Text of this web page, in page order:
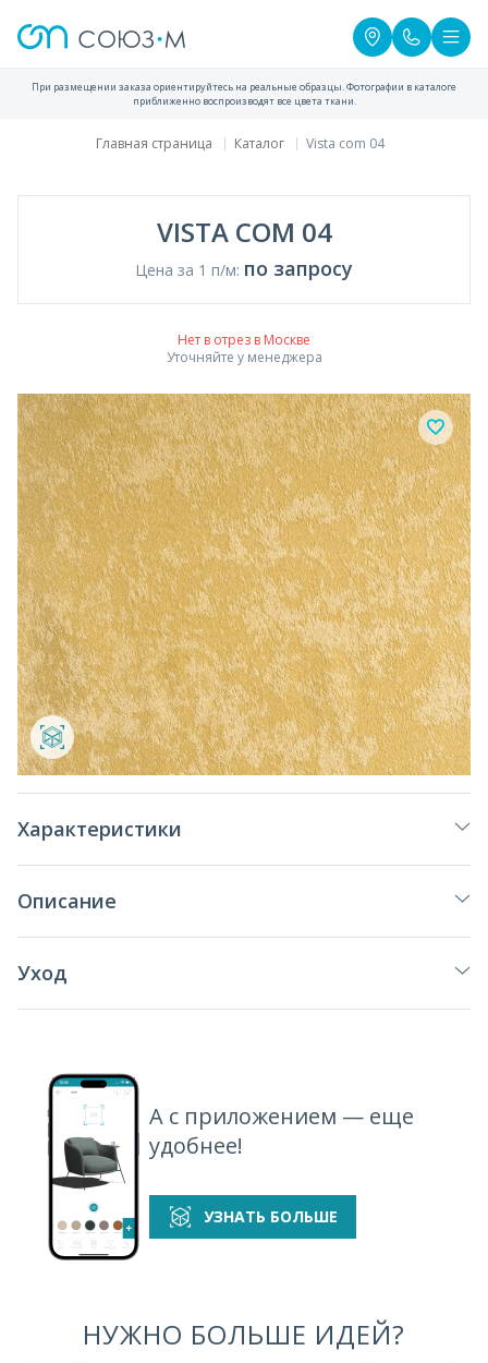
При размещении заказа ориентируйтесь на реальные образцы. Фотографии в каталоге
приближенно воспроизводят все цвета ткани.
Главная страница Каталог Vista com 04
VISTA COM 04
Цена за 1 п/м: по запросу
Нет в отрез в Москве
Уточняйте у менеджера
Характеристики
Описание
Уход
А с приложением — еще
удобнее!
УЗНАТЬ БОЛЬШЕ
НУЖНО БОЛЬШЕ ИДЕЙ?